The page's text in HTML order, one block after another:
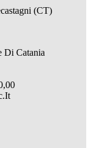
(CT)
Di Catania